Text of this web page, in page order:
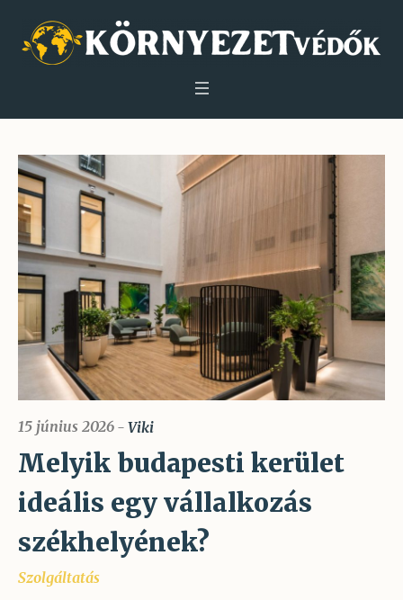
15 június 2026 Viki
Melyik budapesti kerület
ideális egy vállalkozás
székhelyének?
Szolgáltatás